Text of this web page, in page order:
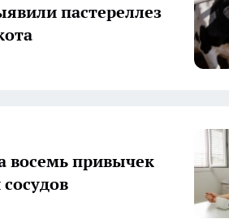
пастереллез
восемь привычек